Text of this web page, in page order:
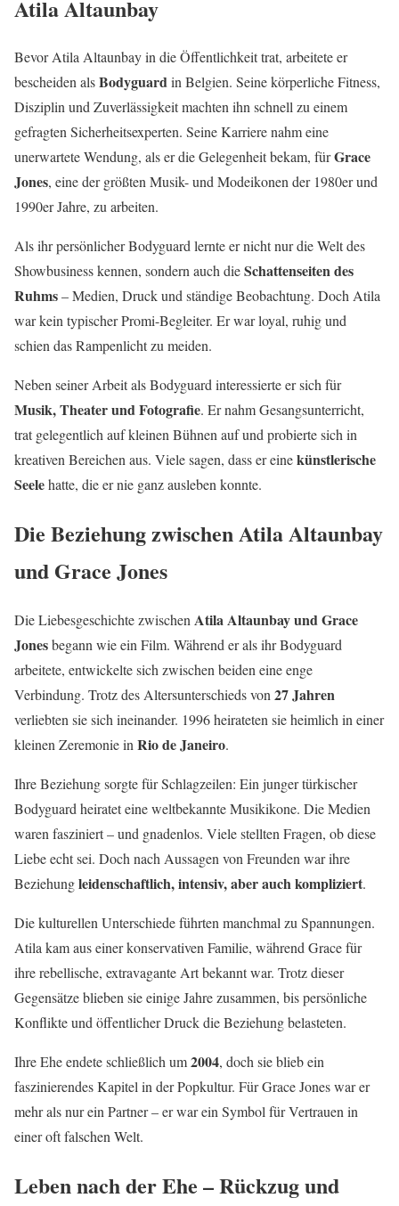
Atila Altaunbay
Bevor Atila Altaunbay in die Öffentlichkeit trat, arbeitete er
bescheiden alsBodyguardin Belgien. Seine körperliche Fitness,
Disziplin und Zuverlässigkeit machten ihn schnell zu einem
gefragten Sicherheitsexperten. Seine Karriere nahm eine
unerwartete Wendung, als er die Gelegenheit bekam, fürGrace
Jones, eine der größten Musik- und Modeikonen der 1980er und
1990er Jahre, zu arbeiten.
Als ihr persönlicher Bodyguard lernte er nicht nur die Welt des
Showbusiness kennen, sondern auch dieSchattenseiten des
Ruhms– Medien, Druck und ständige Beobachtung. Doch Atila
war kein typischer Promi-Begleiter. Er war loyal, ruhig und
schien das Rampenlicht zu meiden.
Neben seiner Arbeit als Bodyguard interessierte er sich für
Musik, Theater und Fotografie. Er nahm Gesangsunterricht,
trat gelegentlich auf kleinen Bühnen auf und probierte sich in
kreativen Bereichen aus. Viele sagen, dass er einekünstlerische
Seelehatte, die er nie ganz ausleben konnte.
Die Beziehung zwischen Atila Altaunbay
und Grace Jones
Die Liebesgeschichte zwischenAtila Altaunbay und Grace
Jonesbegann wie ein Film. Während er als ihr Bodyguard
arbeitete, entwickelte sich zwischen beiden eine enge
Verbindung. Trotz des Altersunterschieds von27 Jahren
verliebten sie sich ineinander. 1996 heirateten sie heimlich in einer
kleinen Zeremonie inRio de Janeiro.
Ihre Beziehung sorgte für Schlagzeilen: Ein junger türkischer
Bodyguard heiratet eine weltbekannte Musikikone. Die Medien
waren fasziniert – und gnadenlos. Viele stellten Fragen, ob diese
Liebe echt sei. Doch nach Aussagen von Freunden war ihre
Beziehungleidenschaftlich, intensiv, aber auch kompliziert.
Die kulturellen Unterschiede führten manchmal zu Spannungen.
Atila kam aus einer konservativen Familie, während Grace für
ihre rebellische, extravagante Art bekannt war. Trotz dieser
Gegensätze blieben sie einige Jahre zusammen, bis persönliche
Konflikte und öffentlicher Druck die Beziehung belasteten.
Ihre Ehe endete schließlich um2004, doch sie blieb ein
faszinierendes Kapitel in der Popkultur. Für Grace Jones war er
mehr als nur ein Partner – er war ein Symbol für Vertrauen in
einer oft falschen Welt.
Leben nach der Ehe – Rückzug und